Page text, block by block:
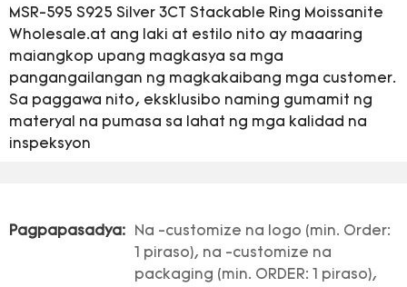
MSR-595 S925 Silver 3CT Stackable Ring Moissanite
Wholesale.at ang laki at estilo nito ay maaaring
maiangkop upang magkasya sa mga
pangangailangan ng magkakaibang mga customer.
Sa paggawa nito, eksklusibo naming gumamit ng
materyal na pumasa sa lahat ng mga kalidad na
inspeksyon
Pagpapasadya:
Na -customize na logo (min. Order:
1 piraso), na -customize na
packaging (min. ORDER: 1 piraso),